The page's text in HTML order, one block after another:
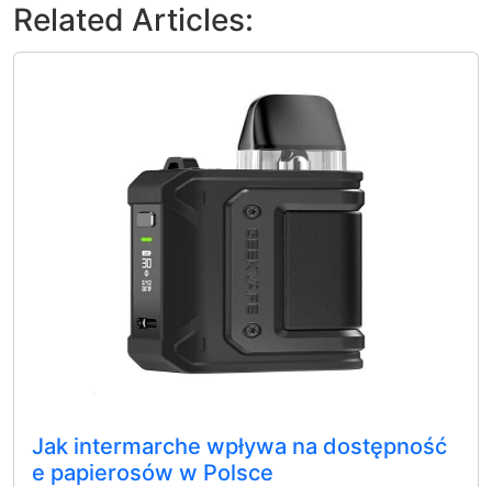
Related Articles:
Jak intermarche wpływa na dostępność
e papierosów w Polsce